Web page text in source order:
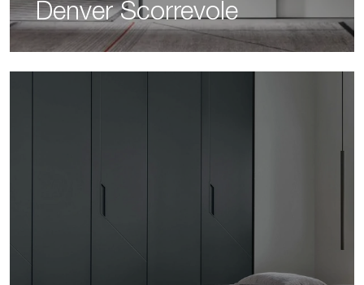
Denver Scorrevole